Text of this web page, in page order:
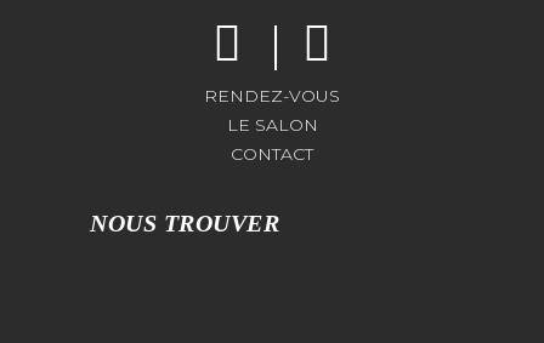
RENDEZ-VOUS
LE SALON
CONTACT
NOUS TROUVER